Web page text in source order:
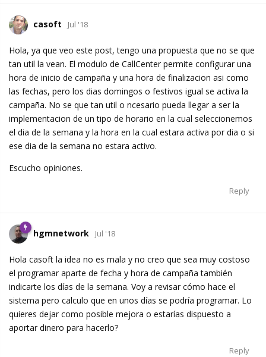
casoft Jul '18
Hola, ya que veo este post, tengo una propuesta que no se que
tan util la vean. El modulo de CallCenter permite configurar una
hora de inicio de campaña y una hora de finalizacion asi como
las fechas, pero los dias domingos o festivos igual se activa la
campaña. No se que tan util o ncesario pueda llegar a ser la
implementacion de un tipo de horario en la cual seleccionemos
el dia de la semana y la hora en la cual estara activa por dia o si
ese dia de la semana no estara activo.
Escucho opiniones.
Reply
hgmnetwork Jul '18
Hola casoft la idea no es mala y no creo que sea muy costoso
el programar aparte de fecha y hora de campaña también
indicarte los días de la semana. Voy a revisar cómo hace el
sistema pero calculo que en unos días se podría programar. Lo
quieres dejar como posible mejora o estarías dispuesto a
aportar dinero para hacerlo?
Reply